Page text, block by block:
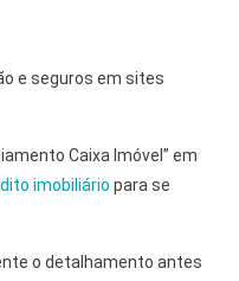
e seguros em sites
Caixa Imóvel” em
imobiliário para se
o detalhamento antes